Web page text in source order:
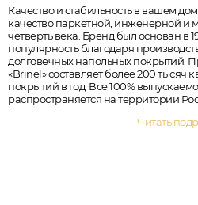
Качество и стабильность в вашем
качество паркетной, инженерной и
четверть века. Бренд был основан в
популярность благодаря
долговечных напольных покрытий.
«Brinel» составляет более 200 тысяч
покрытий в год. Все 100%
распространяется на территории
Читать